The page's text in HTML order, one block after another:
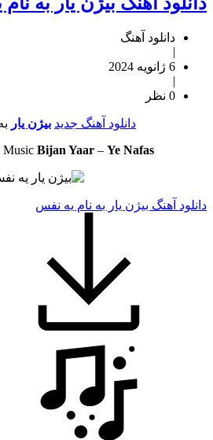
دانلود آهنگ
|
6 ژانویه 2024
|
0 نظر
دانلود آهنگ جدید بیژن یار
Music Bijan Yaar – Ye Nafas
دانلود آهنگ بیژن یار به نام یه نفس